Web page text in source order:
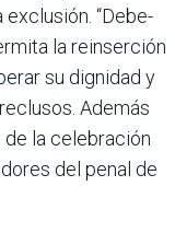
exclusión. “Debe­
la rein­serción
su dig­nidad y
Ade­más
la celebración
del penal de